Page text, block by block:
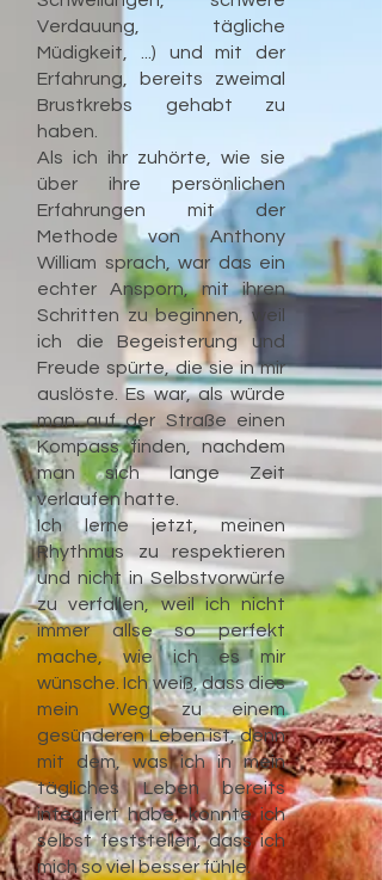
Verdauung, tägliche
Müdigkeit, ...) und mit der
Erfahrung, bereits zweimal
Brustkrebs gehabt zu
haben.
Als ich ihr zuhörte, wie sie
über ihre persönlichen
Erfahrungen mit der
Methode von Anthony
William sprach, war das ein
echter Ansporn, mit ihren
Schritten zu beginnen, weil
ich die Begeisterung und
Freude spürte, die sie in mir
auslöste. Es war, als würde
man auf der Straße einen
Kompass finden, nachdem
man sich lange Zeit
verlaufen hatte.
Ich lerne jetzt, meinen
Rhythmus zu respektieren
und nicht in Selbstvorwürfe
zu verfallen, weil ich nicht
immer allse so perfekt
mache, wie ich es mir
wünsche. Ich weiß, dass dies
mein Weg zu einem
gesünderen Leben ist, denn
mit dem, was ich in mein
tägliches Leben bereits
integriert habe, konnte ich
selbst feststellen, dass ich
mich so viel besser fühle.